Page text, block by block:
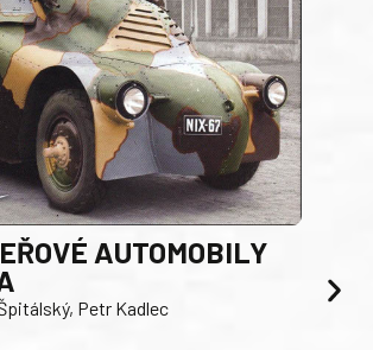
AUTOMOBILY
Petr Kadlec